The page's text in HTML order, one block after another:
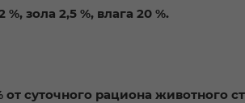
зола 2,5 %, влага 20 %.
суточного рациона животного